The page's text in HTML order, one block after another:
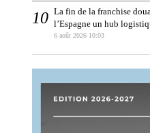
La fin de la franchise
l’Espagne un hub
6 août 2026 10:03